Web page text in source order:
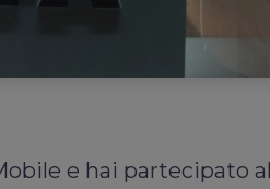
e hai partecipato